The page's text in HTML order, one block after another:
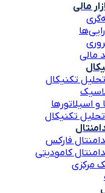
مالی
مالی
تکنیکال
و اسیلاتورها
تکنیکال
فارکس
کامودیتی
مرکزی